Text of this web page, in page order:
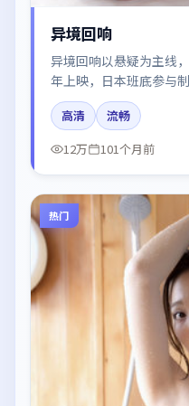
异境回响
异境回响以悬疑为主线
年上映，日本班底参与
片中呈现细腻表演，影
情绪曲线。
高清
流畅
12万
101个月前
热门